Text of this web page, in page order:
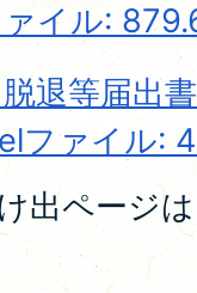
ァイル:
脱退等届出
ファイル:
出ページ